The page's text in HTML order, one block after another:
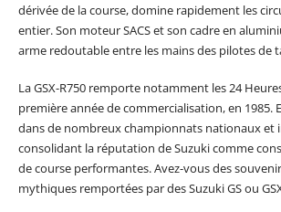
dérivée de la course, domine rapidement les
entier. Son moteur SACS et son cadre en
arme redoutable entre les mains des pilotes de
La GSX-R750 remporte notamment les 24
première année de commercialisation, en 1985.
dans de nombreux championnats nationaux et
consolidant la réputation de Suzuki comme
de course performantes. Avez-vous des
mythiques remportées par des Suzuki GS ou